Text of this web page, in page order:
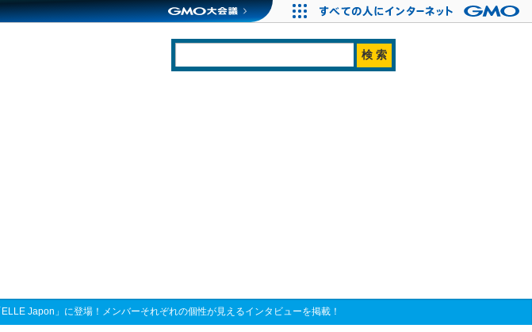
Japon」に登場！メンバーそれぞれの個性が見えるインタビューを掲載！